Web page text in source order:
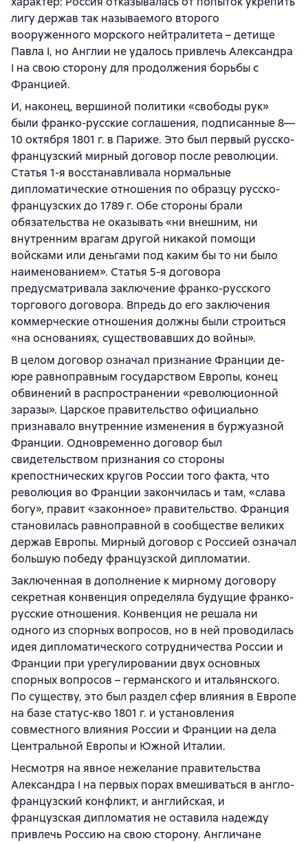
лигу держав так называемого второго
вооруженного морского нейтралитета – детище
Павла I, но Англии не удалось привлечь Александра
I на свою сторону для продолжения борьбы с
Францией.
И, наконец, вершиной политики «свободы рук»
были франко-русские соглашения, подписанные 8—
10 октября 1801 г. в Париже. Это был первый русско-
французский мирный договор после революции.
Статья 1-я восстанавливала нормальные
дипломатические отношения по образцу русско-
французских до 1789 г. Обе стороны брали
обязательства не оказывать «ни внешним, ни
внутренним врагам другой никакой помощи
войсками или деньгами под каким бы то ни было
наименованием». Статья 5-я договора
предусматривала заключение франко-русского
торгового договора. Впредь до его заключения
коммерческие отношения должны были строиться
«на основаниях, существовавших до войны».
В целом договор означал признание Франции де-
юре равноправным государством Европы, конец
обвинений в распространении «революционной
заразы». Царское правительство официально
признавало внутренние изменения в буржуазной
Франции. Одновременно договор был
свидетельством признания со стороны
крепостнических кругов России того факта, что
революция во Франции закончилась и там, «слава
богу», правит «законное» правительство. Франция
становилась равноправной в сообществе великих
держав Европы. Мирный договор с Россией означал
большую победу французской дипломатии.
Заключенная в дополнение к мирному договору
секретная конвенция определяла будущие франко-
русские отношения. Конвенция не решала ни
одного из спорных вопросов, но в ней проводилась
идея дипломатического сотрудничества России и
Франции при урегулировании двух основных
спорных вопросов – германского и итальянского.
По существу, это был раздел сфер влияния в Европе
на базе статус-кво 1801 г. и установления
совместного влияния России и Франции на дела
Центральной Европы и Южной Италии.
Несмотря на явное нежелание правительства
Александра I на первых порах вмешиваться в англо-
французский конфликт, и английская, и
французская дипломатия не оставила надежду
привлечь Россию на свою сторону. Англичане